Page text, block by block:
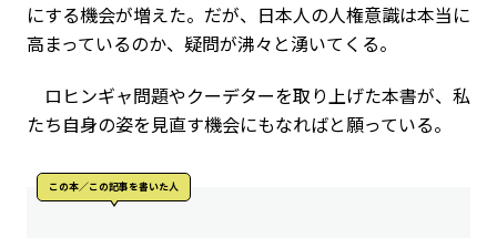
にする機会が増えた。だが、日本人の人権意識は本当に
高まっているのか、疑問が沸々と湧いてくる。
ロヒンギャ問題やクーデターを取り上げた本書が、私
たち自身の姿を見直す機会にもなればと願っている。
この本／この記事を書いた人